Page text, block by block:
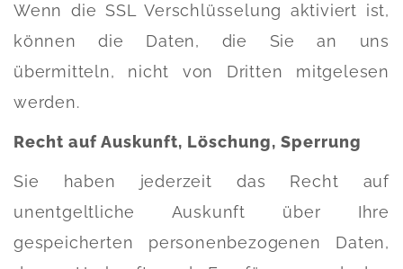
Wenn die SSL Verschlüsselung aktiviert ist,
können die Daten, die Sie an uns
übermitteln, nicht von Dritten mitgelesen
werden.
Recht auf Auskunft, Löschung, Sperrung
Sie haben jederzeit das Recht auf
unentgeltliche Auskunft über Ihre
gespeicherten personenbezogenen Daten,